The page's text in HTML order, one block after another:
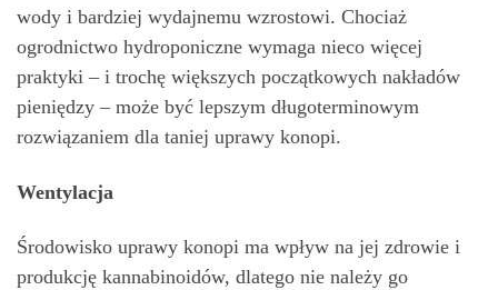
wody i bardziej wydajnemu wzrostowi. Chociaż
ogrodnictwo hydroponiczne wymaga nieco więcej
praktyki – i trochę większych początkowych nakładów
pieniędzy – może być lepszym długoterminowym
rozwiązaniem dla taniej uprawy konopi.
Wentylacja
Środowisko uprawy konopi ma wpływ na jej zdrowie i
produkcję kannabinoidów, dlatego nie należy go